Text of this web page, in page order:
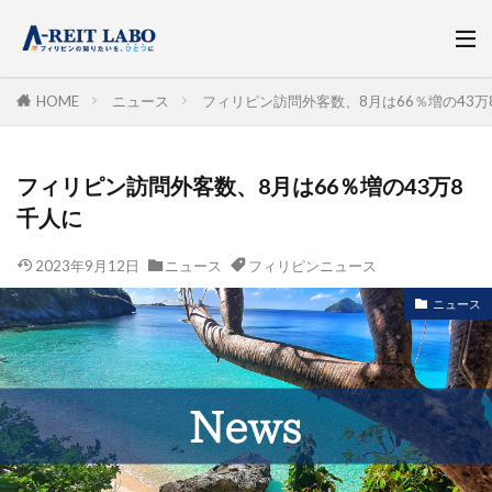
HOME ニュース フィリピン訪問外客数、8月は66％増の43
フィリピン訪問外客数、8月は66％増の43万8
千人に
2023年9月12日 ニュース フィリピンニュース
ニュース